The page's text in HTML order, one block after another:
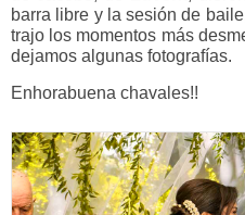
barra libre y la sesión de
trajo los momentos más
dejamos algunas fotografías.
Enhorabuena chavales!!